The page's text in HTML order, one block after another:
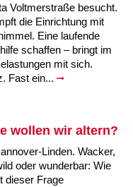
Voltmerstraße besucht.
die Einrichtung mit
Eine laufende
schaffen – bringt im
mit sich.
Fast ein...
wollen wir altern?
Linden. Wacker,
oder wunderbar: Wie
dieser Frage